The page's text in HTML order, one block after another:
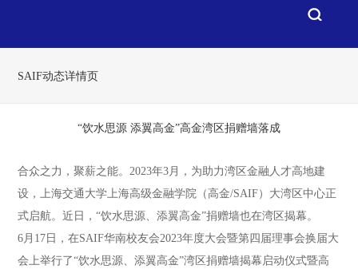
SAIF动态详情页
“饮水思源 添翼高金”高金湾区捐赠墙落成
合众之力，聚薪之能。2023年3月，为助力湾区金融人才高地建
设，上海交通大学上海高级金融学院（高金/SAIF）大湾区中心正
式启航。近日，“饮水思源、添翼高金”捐赠墙也在湾区揭幕。
6月17日，在SAIF华南校友会2023年度大会暨第四届理事会换届大
会上举行了“饮水思源、添翼高金”湾区捐赠墙揭幕启动仪式暨高